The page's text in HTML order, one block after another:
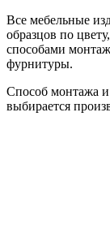
Все мебельные
образцов по
способами
фурнитуры.
Способ монтажа
выбирается